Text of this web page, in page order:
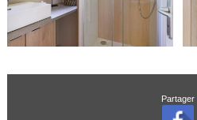
Partager